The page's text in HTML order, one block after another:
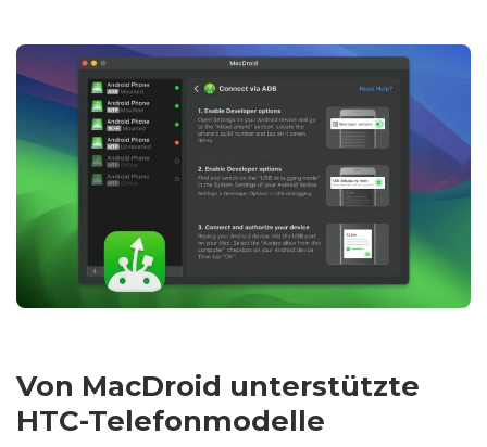
Von MacDroid unterstützte
HTC-Telefonmodelle